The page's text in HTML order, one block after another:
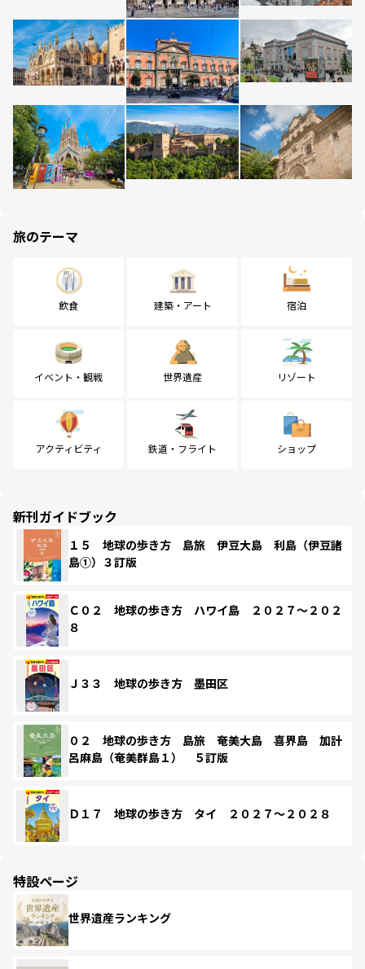
旅のテーマ
飲食 建築・アート 宿泊
イベント・観戦 世界遺産 リゾート
アクティビティ 鉄道・フライト ショップ
新刊ガイドブック
１５ 地球の歩き方 島旅 伊豆大島 利島（伊豆諸
島①）３訂版
Ｃ０２ 地球の歩き方 ハワイ島 ２０２７～２０２
８
Ｊ３３ 地球の歩き方 墨田区
０２ 地球の歩き方 島旅 奄美大島 喜界島 加計
呂麻島（奄美群島１） ５訂版
Ｄ１７ 地球の歩き方 タイ ２０２７～２０２８
特設ページ
世界遺産ランキング